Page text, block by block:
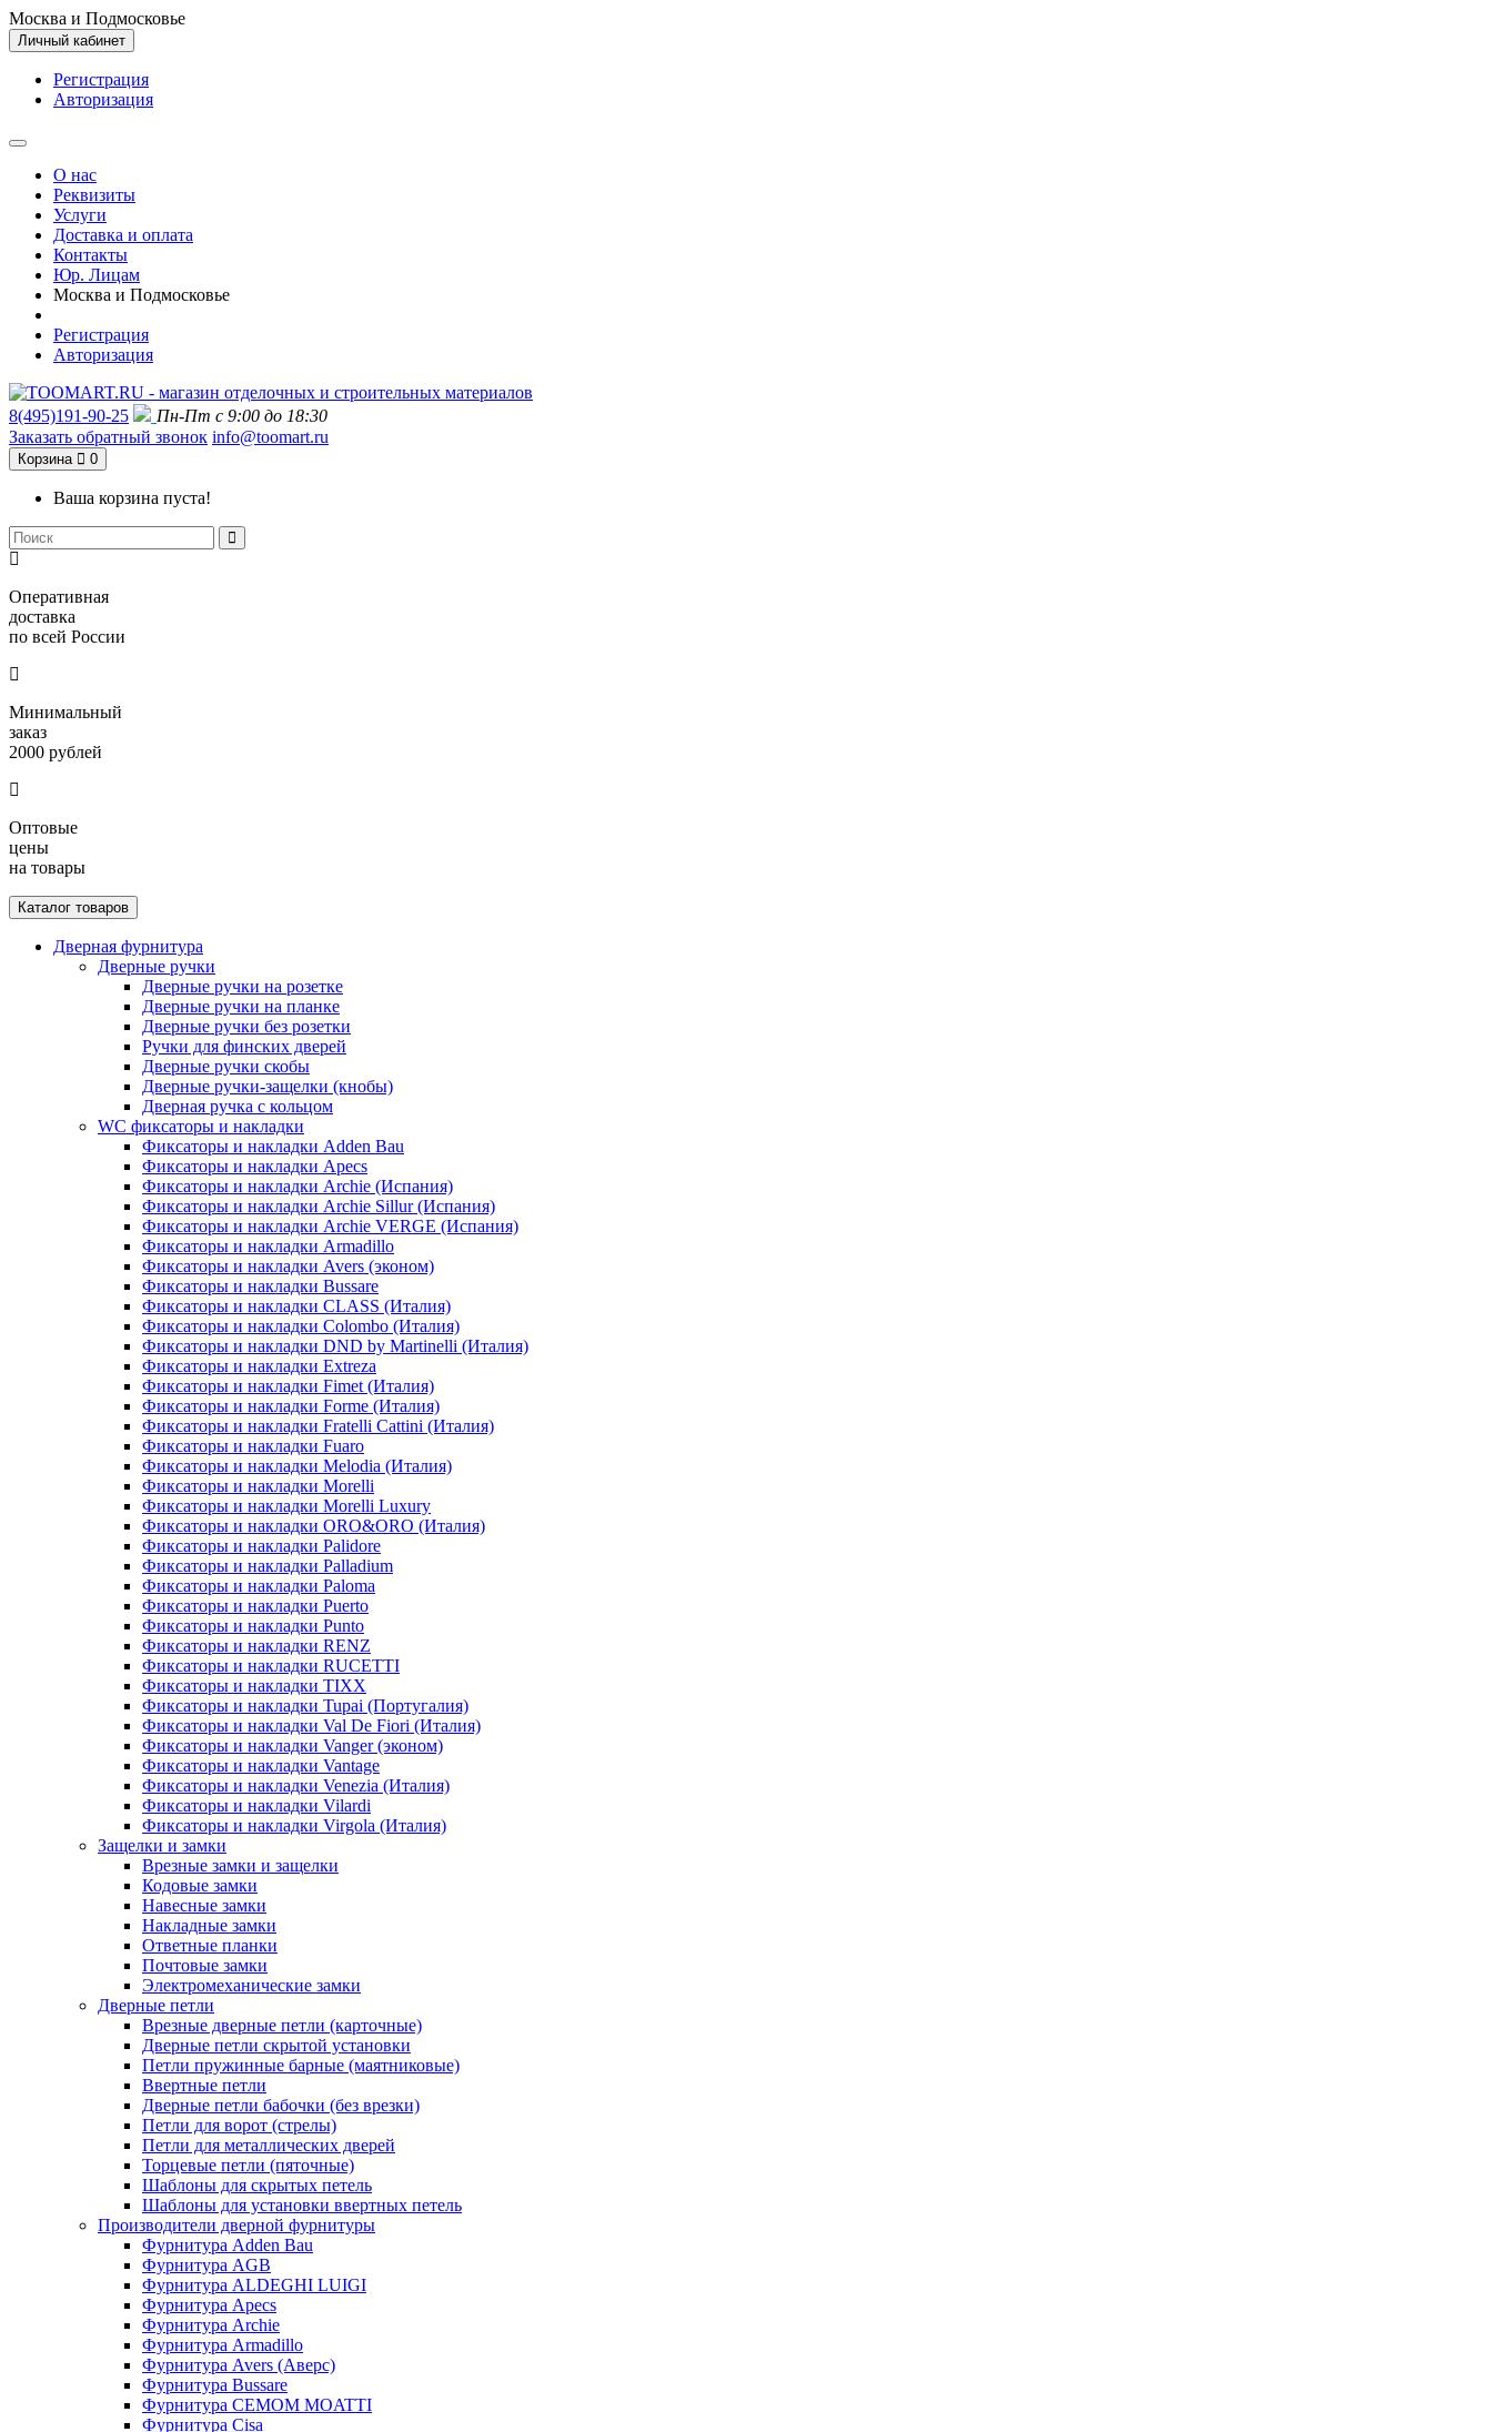
Москва и Подмосковье
Личный кабинет
Регистрация
Авторизация
О нас
Реквизиты
Услуги
Доставка и оплата
Контакты
Юр. Лицам
Москва и Подмосковье
Регистрация
Авторизация
8(495)191-90-25
Пн-Пт с 9:00 до 18:30
Заказать обратный звонок info@toomart.ru
Корзина 0
Ваша корзина пуста!
Оперативная
доставка
по всей России
Минимальный
заказ
2000 рублей
Оптовые
цены
на товары
Каталог товаров
Дверная фурнитура
Дверные ручки
Дверные ручки на розетке
Дверные ручки на планке
Дверные ручки без розетки
Ручки для финских дверей
Дверные ручки скобы
Дверные ручки-защелки (кнобы)
Дверная ручка с кольцом
WC фиксаторы и накладки
Фиксаторы и накладки Adden Bau
Фиксаторы и накладки Apecs
Фиксаторы и накладки Archie (Испания)
Фиксаторы и накладки Archie Sillur (Испания)
Фиксаторы и накладки Archie VERGE (Испания)
Фиксаторы и накладки Armadillo
Фиксаторы и накладки Avers (эконом)
Фиксаторы и накладки Bussare
Фиксаторы и накладки CLASS (Италия)
Фиксаторы и накладки Colombo (Италия)
Фиксаторы и накладки DND by Martinelli (Италия)
Фиксаторы и накладки Extreza
Фиксаторы и накладки Fimet (Италия)
Фиксаторы и накладки Forme (Италия)
Фиксаторы и накладки Fratelli Cattini (Италия)
Фиксаторы и накладки Fuaro
Фиксаторы и накладки Melodia (Италия)
Фиксаторы и накладки Morelli
Фиксаторы и накладки Morelli Luxury
Фиксаторы и накладки ORO&ORO (Италия)
Фиксаторы и накладки Palidore
Фиксаторы и накладки Palladium
Фиксаторы и накладки Paloma
Фиксаторы и накладки Puerto
Фиксаторы и накладки Punto
Фиксаторы и накладки RENZ
Фиксаторы и накладки RUCETTI
Фиксаторы и накладки TIXX
Фиксаторы и накладки Tupai (Португалия)
Фиксаторы и накладки Val De Fiori (Италия)
Фиксаторы и накладки Vanger (эконом)
Фиксаторы и накладки Vantage
Фиксаторы и накладки Venezia (Италия)
Фиксаторы и накладки Vilardi
Фиксаторы и накладки Virgola (Италия)
Защелки и замки
Врезные замки и защелки
Кодовые замки
Навесные замки
Накладные замки
Ответные планки
Почтовые замки
Электромеханические замки
Дверные петли
Врезные дверные петли (карточные)
Дверные петли скрытой установки
Петли пружинные барные (маятниковые)
Ввертные петли
Дверные петли бабочки (без врезки)
Петли для ворот (стрелы)
Петли для металлических дверей
Торцевые петли (пяточные)
Шаблоны для скрытых петель
Шаблоны для установки ввертных петель
Производители дверной фурнитуры
Фурнитура Adden Bau
Фурнитура AGB
Фурнитура ALDEGHI LUIGI
Фурнитура Apecs
Фурнитура Archie
Фурнитура Armadillo
Фурнитура Avers (Аверс)
Фурнитура Bussare
Фурнитура CEMOM MOATTI
Фурнитура Cisa